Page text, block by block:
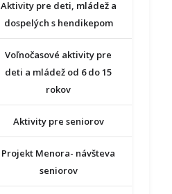
Aktivity pre deti, mládež a
dospelých s hendikepom
Voľnočasové aktivity pre
deti a mládež od 6 do 15
rokov
Aktivity pre seniorov
Projekt Menora- návšteva
seniorov